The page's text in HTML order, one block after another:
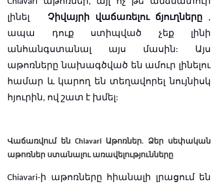
լինել
Չիվայրի վաճառելու ճյուղները ,
ապա դուք ստիպված չեք լինի
անհանգստանալ այս մասին: Այս
աթոռները նախագծված են ամուր լինելու
համար և կարող են տեղավորել նույնիսկ
հյուրին, ով շատ է խմել:
Վաճառվում են Chiavari Աթոռներ. Ձեր սեփական
աթոռներ ստանալու առավելությունները
Chiavari-ի աթոռները հիանալի լրացում են